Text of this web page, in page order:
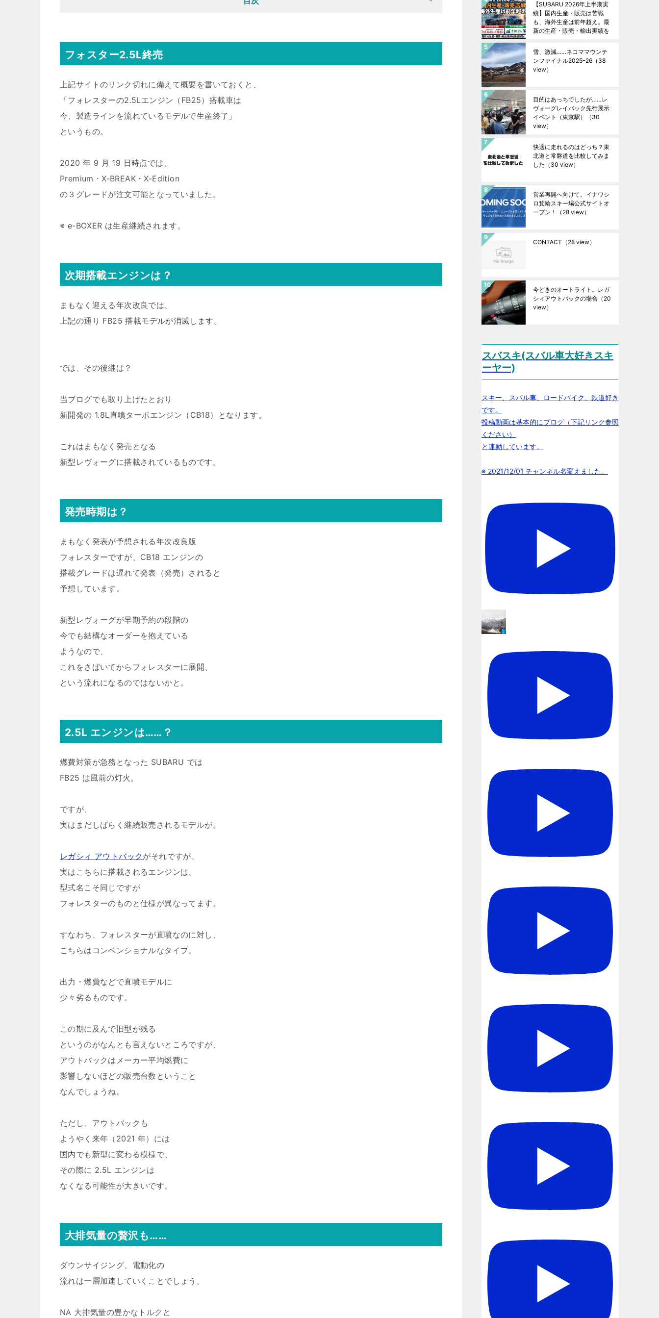
フォスター2.5L終売
上記サイトのリンク切れに備えて概要を書いておくと、
「フォレスターの2.5Lエンジン（FB25）搭載車は
今、製造ラインを流れているモデルで生産終了」
というもの。
2020 年 9 月 19 日時点では、
Premium・X-BREAK・X-Edition
の３グレードが注文可能となっていました。
※ e-BOXER は生産継続されます。
次期搭載エンジンは？
まもなく迎える年次改良では、
上記の通り FB25 搭載モデルが消滅します。
では、その後継は？
当ブログでも取り上げたとおり
新開発の 1.8L直噴ターボエンジン（CB18）となります。
これはまもなく発売となる
新型レヴォーグに搭載されているものです。
発売時期は？
まもなく発表が予想される年次改良版
フォレスターですが、CB18 エンジンの
搭載グレードは遅れて発表（発売）されると
予想しています。
新型レヴォーグが早期予約の段階の
今でも結構なオーダーを抱えている
ようなので、
これをさばいてからフォレスターに展開、
という流れになるのではないかと。
2.5L エンジンは……？
燃費対策が急務となった SUBARU では
FB25 は風前の灯火。
ですが、
実はまだしばらく継続販売されるモデルが。
レガシィ アウトバックがそれですが、
実はこちらに搭載されるエンジンは、
型式名こそ同じですが
フォレスターのものと仕様が異なってます。
すなわち、フォレスターが直噴なのに対し、
こちらはコンベンショナルなタイプ。
出力・燃費などで直噴モデルに
少々劣るものです。
この期に及んで旧型が残る
というのがなんとも言えないところですが、
アウトバックはメーカー平均燃費に
影響しないほどの販売台数ということ
なんでしょうね。
ただし、アウトバックも
ようやく来年（2021 年）には
国内でも新型に変わる模様で、
その際に 2.5L エンジンは
なくなる可能性が大きいです。
大排気量の贅沢も……
ダウンサイジング、電動化の
流れは一層加速していくことでしょう。
NA 大排気量の豊かなトルクと
【SUBARU 2026年上半期実
績】国内生産・販売は苦戦
も、海外生産は前年超え。最
新の生産・販売・輸出実績を
雪、激減……ネコママウンテ
ンファイナル2025ｰ26 （38
view）
目的はあっちでしたが……レ
ヴォーグレイバック先行展示
イベント（東京駅）
（30
view）
快適に走れるのはどっち？東
北道と常磐道を比較してみま
した （30 view）
営業再開へ向けて。イナワシ
ロ箕輪スキー場公式サイトオ
ープン！
（28 view）
CONTACT （28 view）
今どきのオートライト。レガ
シィアウトバックの場合 （20
view）
スバスキ(スバル車大好きスキ
ーヤー)
スキー、スバル車、ロードバイク、鉄道好き
です。
投稿動画は基本的にブログ（下記リンク参照
ください）
と連動しています。
※ 2021/12/01 チャンネル名変えました。